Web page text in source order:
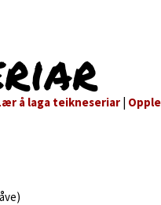
å laga teikneseriar |